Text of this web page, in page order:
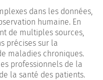
dans les données,
humaine. En
de multiples sources,
précises sur la
maladies chroniques.
professionnels de la
la santé des patients.